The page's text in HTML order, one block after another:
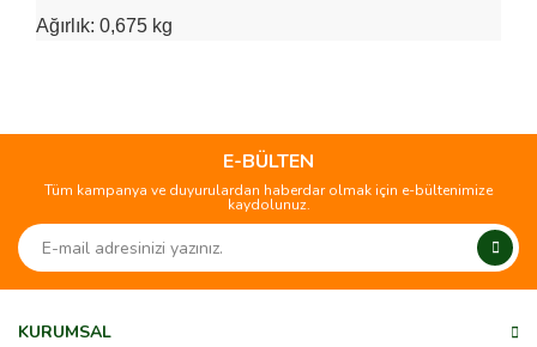
Ağırlık: 0,675 kg
Yorum Yaz
kullanarak tarafımıza iletebilirsiniz.
Görüş ve önerileriniz için teşekkür ederiz.
Ürün açıklamasında eksik bilgiler bulunuyor.
Ürün bilgilerinde hatalar bulunuyor.
E-BÜLTEN
Tüm kampanya ve duyurulardan haberdar olmak için e-bültenimize
kaydolunuz.
KURUMSAL